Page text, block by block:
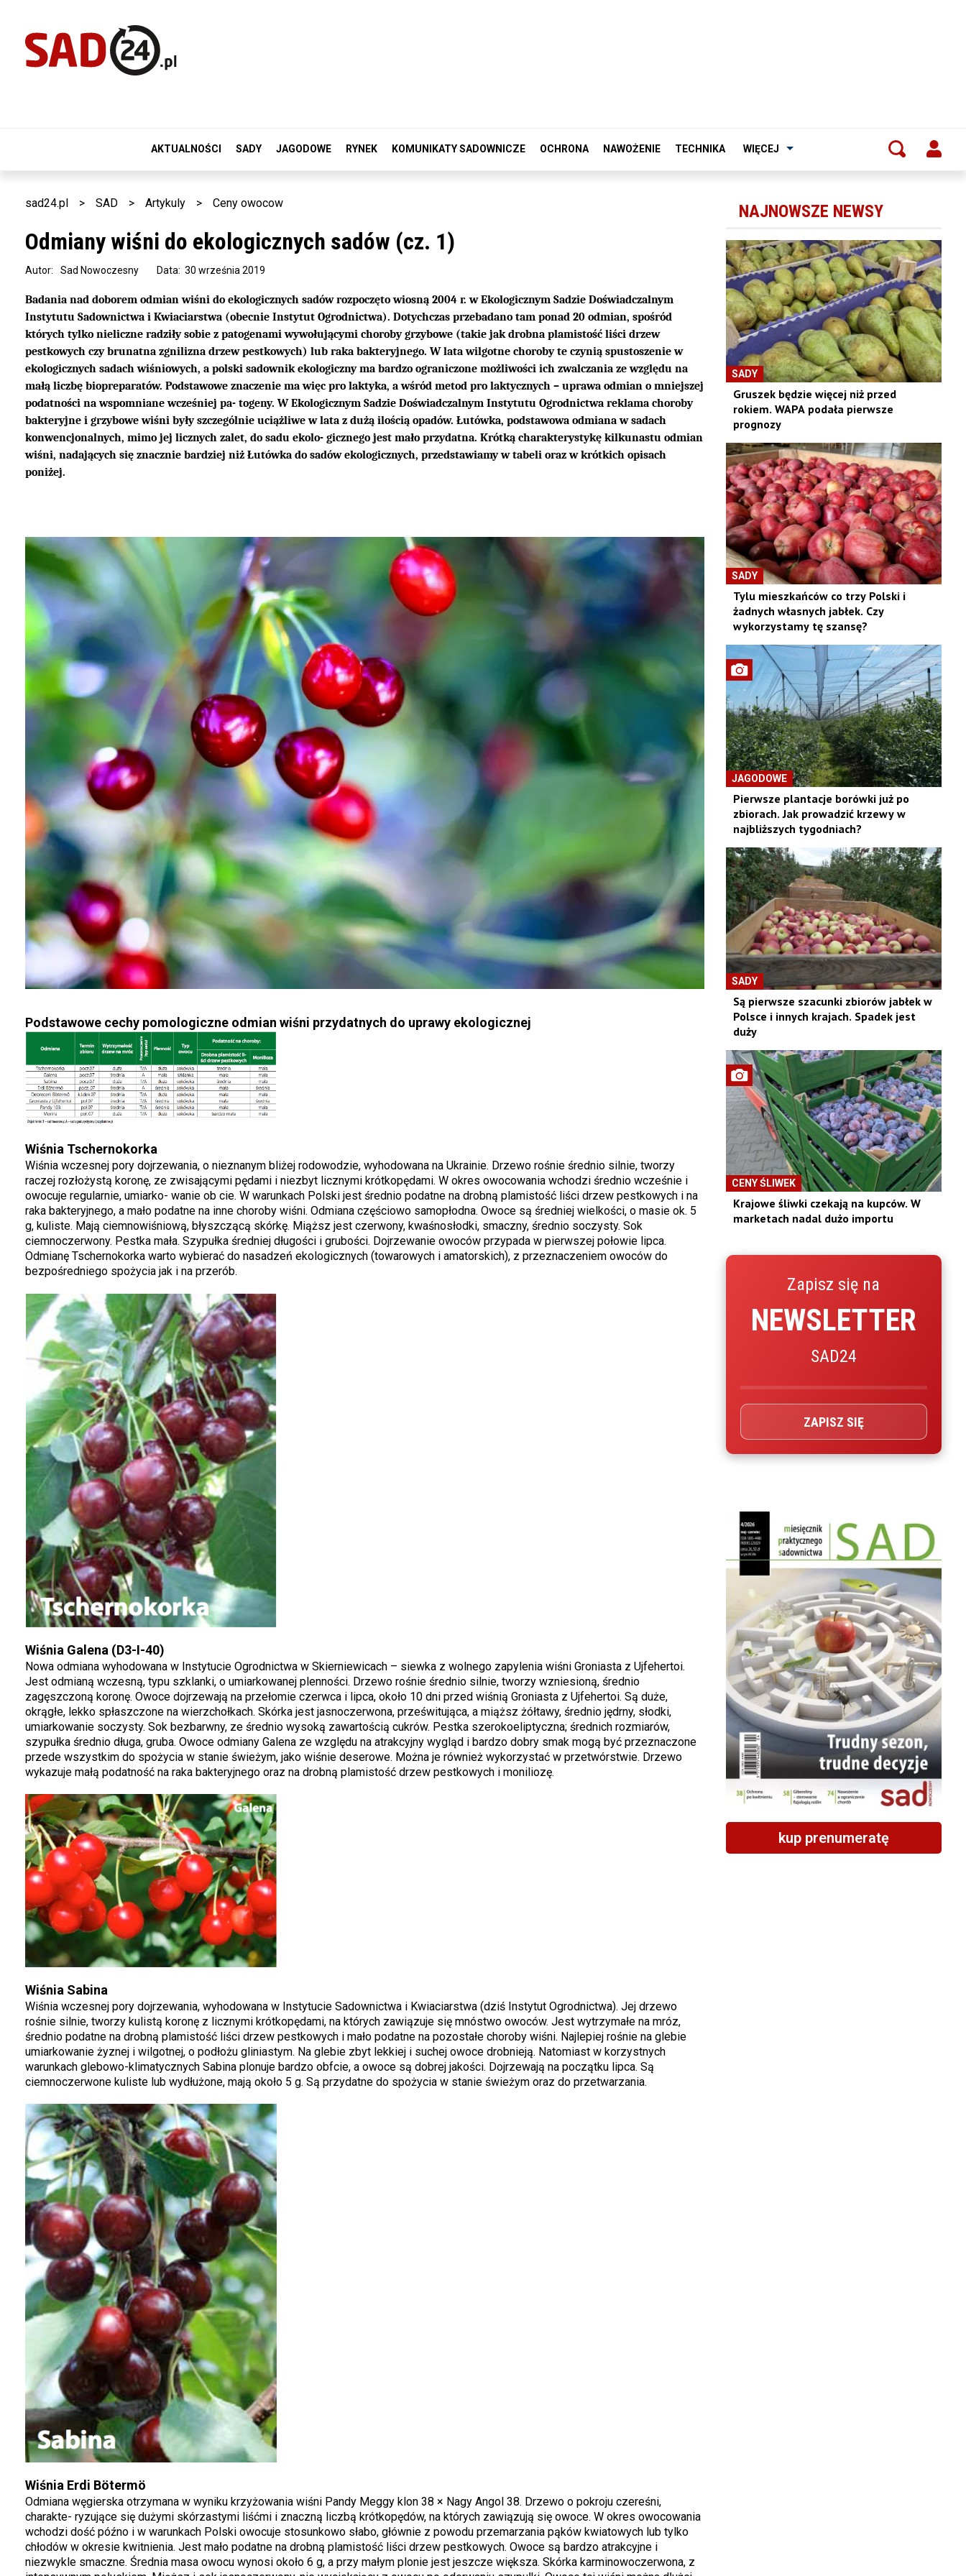
AKTUALNOŚCI SADY JAGODOWE RYNEK KOMUNIKATY SADOWNICZE OCHRONA NAWOŻENIE TECHNIKA WIĘCEJ
sad24.pl > SAD > Artykuly > Ceny owocow
Odmiany wiśni do ekologicznych sadów (cz. 1)
Data: 30 września 2019
Autor: Sad Nowoczesny
Badania nad doborem odmian wiśni do ekologicznych sadów rozpoczęto wiosną 2004 r. w Ekologicznym Sadzie Doświadczalnym
Instytutu Sadownictwa i Kwiaciarstwa (obecnie Instytut Ogrodnictwa). Dotychczas przebadano tam ponad 20 odmian, spośród
których tylko nieliczne radziły sobie z patogenami wywołującymi choroby grzybowe (takie jak drobna plamistość liści drzew
pestkowych czy brunatna zgnilizna drzew pestkowych) lub raka bakteryjnego. W lata wilgotne choroby te czynią spustoszenie w
ekologicznych sadach wiśniowych, a polski sadownik ekologiczny ma bardzo ograniczone możliwości ich zwalczania ze względu na
małą liczbę biopreparatów. Podstawowe znaczenie ma więc pro laktyka, a wśród metod pro laktycznych – uprawa odmian o mniejszej
podatności na wspomniane wcześniej pa- togeny. W Ekologicznym Sadzie Doświadczalnym Instytutu Ogrodnictwa reklama choroby
bakteryjne i grzybowe wiśni były szczególnie uciążliwe w lata z dużą ilością opadów. Łutówka, podstawowa odmiana w sadach
konwencjonalnych, mimo jej licznych zalet, do sadu ekolo- gicznego jest mało przydatna. Krótką charakterystykę kilkunastu odmian
wiśni, nadających się znacznie bardziej niż Łutówka do sadów ekologicznych, przedstawiamy w tabeli oraz w krótkich opisach
poniżej.
Podstawowe cechy pomologiczne odmian wiśni przydatnych do uprawy ekologicznej
Wiśnia Tschernokorka
Wiśnia wczesnej pory dojrzewania, o nieznanym bliżej rodowodzie, wyhodowana na Ukrainie. Drzewo rośnie średnio silnie, tworzy
raczej rozłożystą koronę, ze zwisającymi pędami i niezbyt licznymi krótkopędami. W okres owocowania wchodzi średnio wcześnie i
owocuje regularnie, umiarko- wanie ob cie. W warunkach Polski jest średnio podatne na drobną plamistość liści drzew pestkowych i na
raka bakteryjnego, a mało podatne na inne choroby wiśni. Odmiana częściowo samopłodna. Owoce są średniej wielkości, o masie ok. 5
g, kuliste. Mają ciemnowiśniową, błyszczącą skórkę. Miąższ jest czerwony, kwaśnosłodki, smaczny, średnio soczysty. Sok
ciemnoczerwony. Pestka mała. Szypułka średniej długości i grubości. Dojrzewanie owoców przypada w pierwszej połowie lipca.
Odmianę Tschernokorka warto wybierać do nasadzeń ekologicznych (towarowych i amatorskich), z przeznaczeniem owoców do
bezpośredniego spożycia jak i na przerób.
Wiśnia Galena (D3-I-40)
Nowa odmiana wyhodowana w Instytucie Ogrodnictwa w Skierniewicach – siewka z wolnego zapylenia wiśni Groniasta z Ujfehertoi.
Jest odmianą wczesną, typu szklanki, o umiarkowanej plenności. Drzewo rośnie średnio silnie, tworzy wzniesioną, średnio
zagęszczoną koronę. Owoce dojrzewają na przełomie czerwca i lipca, około 10 dni przed wiśnią Groniasta z Ujfehertoi. Są duże,
okrągłe, lekko spłaszczone na wierzchołkach. Skórka jest jasnoczerwona, prześwitująca, a miąższ żółtawy, średnio jędrny, słodki,
umiarkowanie soczysty. Sok bezbarwny, ze średnio wysoką zawartością cukrów. Pestka szerokoeliptyczna; średnich rozmiarów,
szypułka średnio długa, gruba. Owoce odmiany Galena ze względu na atrakcyjny wygląd i bardzo dobry smak mogą być przeznaczone
przede wszystkim do spożycia w stanie świeżym, jako wiśnie deserowe. Można je również wykorzystać w przetwórstwie. Drzewo
wykazuje małą podatność na raka bakteryjnego oraz na drobną plamistość drzew pestkowych i moniliozę.
Wiśnia Sabina
Wiśnia wczesnej pory dojrzewania, wyhodowana w Instytucie Sadownictwa i Kwiaciarstwa (dziś Instytut Ogrodnictwa). Jej drzewo
rośnie silnie, tworzy kulistą koronę z licznymi krótkopędami, na których zawiązuje się mnóstwo owoców. Jest wytrzymałe na mróz,
średnio podatne na drobną plamistość liści drzew pestkowych i mało podatne na pozostałe choroby wiśni. Najlepiej rośnie na glebie
umiarkowanie żyznej i wilgotnej, o podłożu gliniastym. Na glebie zbyt lekkiej i suchej owoce drobnieją. Natomiast w korzystnych
warunkach glebowo-klimatycznych Sabina plonuje bardzo obfcie, a owoce są dobrej jakości. Dojrzewają na początku lipca. Są
ciemnoczerwone kuliste lub wydłużone, mają około 5 g. Są przydatne do spożycia w stanie świeżym oraz do przetwarzania.
Wiśnia Erdi Bötermö
Odmiana węgierska otrzymana w wyniku krzyżowania wiśni Pandy Meggy klon 38 × Nagy Angol 38. Drzewo o pokroju czereśni,
charakte- ryzujące się dużymi skórzastymi liśćmi i znaczną liczbą krótkopędów, na których zawiązują się owoce. W okres owocowania
wchodzi dość późno i w warunkach Polski owocuje stosunkowo słabo, głównie z powodu przemarzania pąków kwiatowych lub tylko
chłodów w okresie kwitnienia. Jest mało podatne na drobną plamistość liści drzew pestkowych. Owoce są bardzo atrakcyjne i
niezwykle smaczne. Średnia masa owocu wynosi około 6 g, a przy małym plonie jest jeszcze większa. Skórka karminowoczerwona, z
NAJNOWSZE NEWSY
SADY
Gruszek będzie więcej niż przed
rokiem. WAPA podała pierwsze
prognozy
SADY
Tylu mieszkańców co trzy Polski i
żadnych własnych jabłek. Czy
wykorzystamy tę szansę?
JAGODOWE
Pierwsze plantacje borówki już po
zbiorach. Jak prowadzić krzewy w
najbliższych tygodniach?
SADY
Są pierwsze szacunki zbiorów jabłek w
Polsce i innych krajach. Spadek jest
duży
CENY ŚLIWEK
Krajowe śliwki czekają na kupców. W
marketach nadal dużo importu
Zapisz się na
NEWSLETTER
SAD24
ZAPISZ SIĘ
kup prenumeratę